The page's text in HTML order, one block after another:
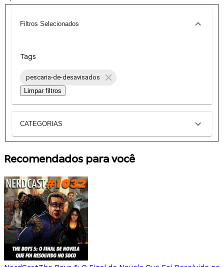
Filtros Selecionados
Tags
pescaria-de-desavisados
Limpar filtros
CATEGORIAS
Recomendados para você